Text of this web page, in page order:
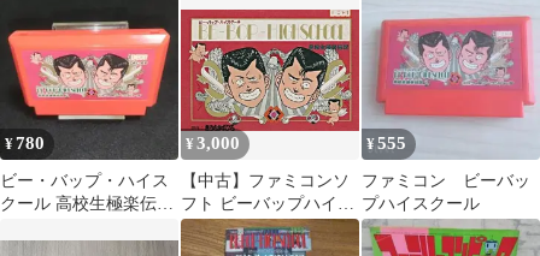
ファミコン チラシ
¥780
ビー・バップ・ハイス
クール 高校生極楽伝
¥3,000
【中古】ファミコンソ
フト ビーバップハイス
クール
¥555
ファミコン ビーバッ
プハイスクール